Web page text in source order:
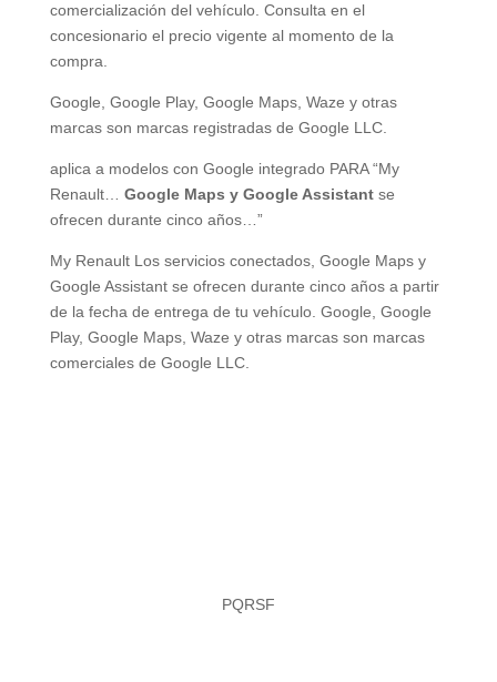
comercialización del vehículo. Consulta en el
concesionario el precio vigente al momento de la
compra.
Google, Google Play, Google Maps, Waze y otras
marcas son marcas registradas de Google LLC.
aplica a modelos con Google integrado PARA “My
Renault…
Google Maps y Google Assistant se
ofrecen durante cinco años…”
My Renault Los servicios conectados, Google Maps y
Google Assistant se ofrecen durante cinco años a partir
de la fecha de entrega de tu vehículo. Google, Google
Play, Google Maps, Waze y otras marcas son marcas
comerciales de Google LLC.
PQRSF